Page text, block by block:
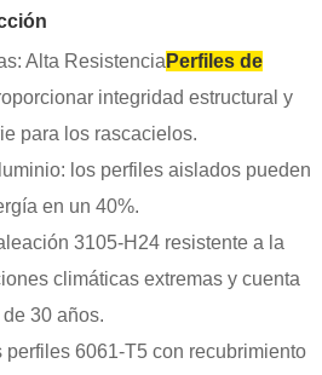
Alta Resistencia Perfiles de
integridad estructural y
para los rascacielos.
los perfiles aislados pueden
en un 40%.
3105-H24 resistente a la
climáticas extremas y cuenta
30 años.
6061-T5 con recubrimiento